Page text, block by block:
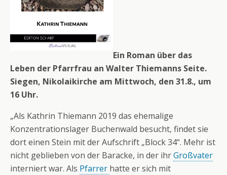
Ein Roman über das
Leben der Pfarrfrau an Walter Thiemanns Seite.
Siegen, Nikolaikirche am Mittwoch, den 31.8., um
16 Uhr.
„Als Kathrin Thiemann 2019 das ehemalige
Konzentrationslager Buchenwald besucht, findet sie
dort einen Stein mit der Aufschrift „Block 34“. Mehr ist
nicht geblieben von der Baracke, in der ihrGroßvater
interniert war. Als Pfarrer hatte er sich mit